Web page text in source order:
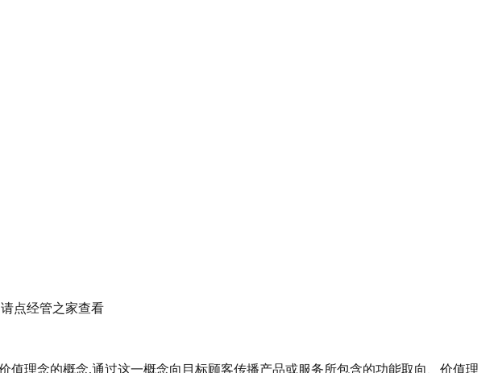
点经管之家查看
理念的概念,通过这一概念向目标顾客传播产品或服务所包含的功能取向、价值理